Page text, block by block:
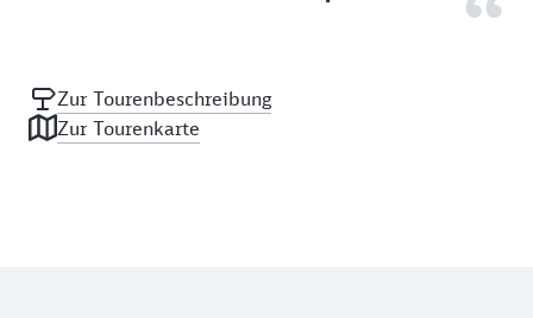
Zur Tourenbeschreibung
Zur Tourenkarte